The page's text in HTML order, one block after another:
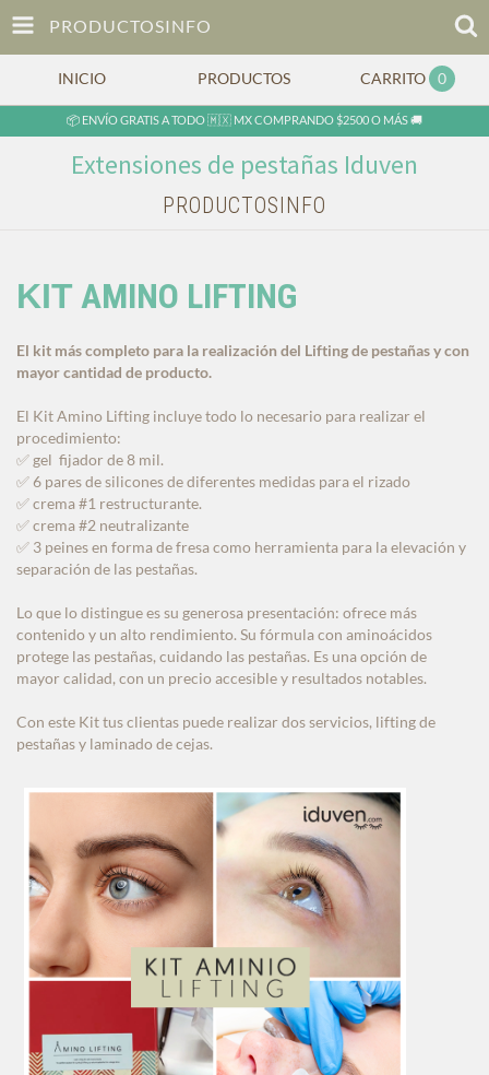
PRODUCTOSINFO
INICIO PRODUCTOS CARRITO 0
📦 ENVÍO GRATIS A TODO 🇲🇽 MX COMPRANDO $2500 O MÁS 🚚
Extensiones de pestañas Iduven
PRODUCTOSINFO
KITAMINO LIFTING
El kit más completo para la realización del Lifting de pestañas y con
mayor cantidad de producto.
El Kit Amino Lifting incluye todo lo necesario para realizar el
procedimiento:
✅ gel fijador de 8 mil.
✅ 6 pares de silicones de diferentes medidas para el rizado
✅ crema #1 restructurante.
✅ crema #2 neutralizante
✅ 3 peines en forma de fresa como herramienta para la elevación y
separación de las pestañas.
Lo que lo distingue es su generosa presentación: ofrece más
contenido y un alto rendimiento. Su fórmula con aminoácidos
protege las pestañas, cuidando las pestañas. Es una opción de
mayor calidad, con un precio accesible y resultados notables.
Con este Kit tus clientas puede realizar dos servicios, lifting de
pestañas y laminado de cejas.